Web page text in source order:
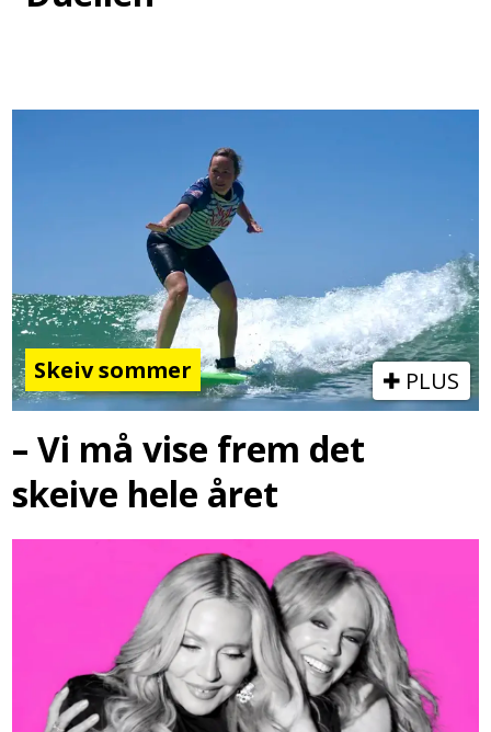
Skeiv sommer PLUS
– Vi må vise frem det
skeive hele året